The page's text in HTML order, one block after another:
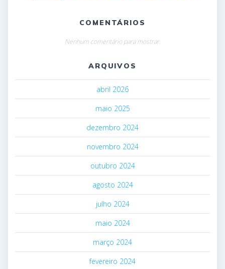
COMENTÁRIOS
Nenhum comentário para mostrar.
ARQUIVOS
abril 2026
maio 2025
dezembro 2024
novembro 2024
outubro 2024
agosto 2024
julho 2024
maio 2024
março 2024
fevereiro 2024